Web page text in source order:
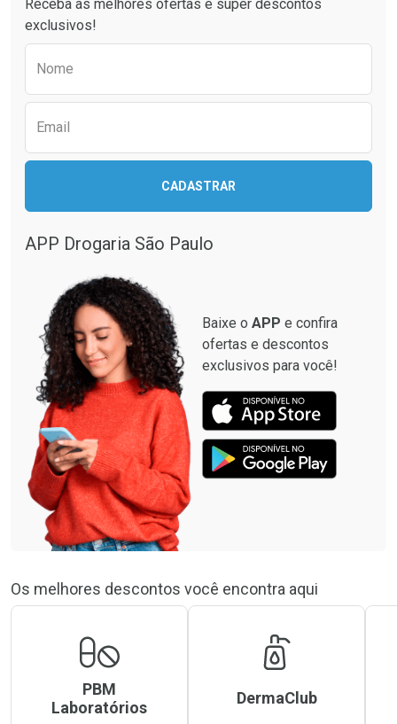
Comprar sem Desconto
Por R$ 664,02/cada
Comprar sem Desconto
Ativar Desconto
Comprar sem Desconto
Receba as melhores ofertas e super descontos
exclusivos!
Nome
Email
CADASTRAR
APP Drogaria São Paulo
Baixe o APP e confira
ofertas e descontos
exclusivos para você!
Os melhores descontos você encontra aqui
PBM
Laboratórios
DermaClub